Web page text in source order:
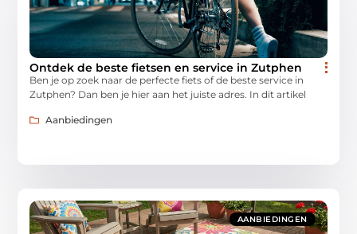
Ontdek de beste fietsen en service in Zutphen
Ben je op zoek naar de perfecte fiets of de beste service in
Zutphen? Dan ben je hier aan het juiste adres. In dit artikel
Aanbiedingen
AANBIEDINGEN